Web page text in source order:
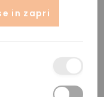
in zapri